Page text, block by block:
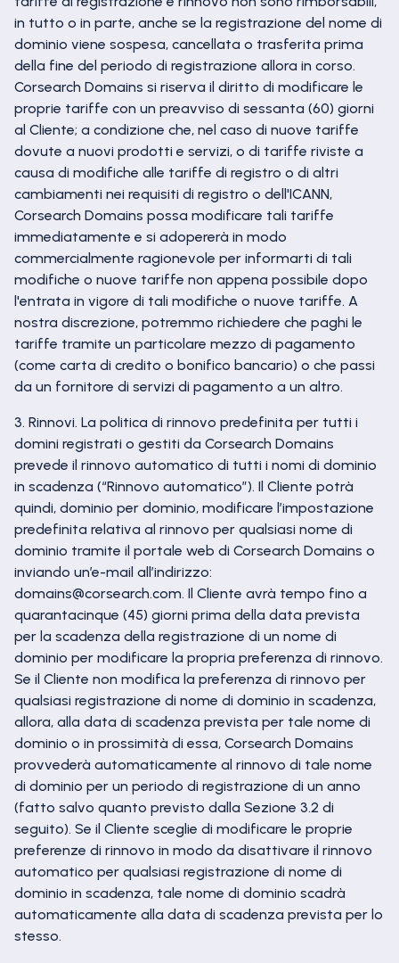
in tutto o in parte, anche se la registrazione del nome di
dominio viene sospesa, cancellata o trasferita prima
della fine del periodo di registrazione allora in corso.
Corsearch Domains si riserva il diritto di modificare le
proprie tariffe con un preavviso di sessanta (60) giorni
al Cliente; a condizione che, nel caso di nuove tariffe
dovute a nuovi prodotti e servizi, o di tariffe riviste a
causa di modifiche alle tariffe di registro o di altri
cambiamenti nei requisiti di registro o dell'ICANN,
Corsearch Domains possa modificare tali tariffe
immediatamente e si adopererà in modo
commercialmente ragionevole per informarti di tali
modifiche o nuove tariffe non appena possibile dopo
l'entrata in vigore di tali modifiche o nuove tariffe. A
nostra discrezione, potremmo richiedere che paghi le
tariffe tramite un particolare mezzo di pagamento
(come carta di credito o bonifico bancario) o che passi
da un fornitore di servizi di pagamento a un altro.
3. Rinnovi. La politica di rinnovo predefinita per tutti i
domini registrati o gestiti da Corsearch Domains
prevede il rinnovo automatico di tutti i nomi di dominio
in scadenza (“Rinnovo automatico”). Il Cliente potrà
quindi, dominio per dominio, modificare l’impostazione
predefinita relativa al rinnovo per qualsiasi nome di
dominio tramite il portale web di Corsearch Domains o
inviando un’e-mail all’indirizzo:
domains@corsearch.com. Il Cliente avrà tempo fino a
quarantacinque (45) giorni prima della data prevista
per la scadenza della registrazione di un nome di
dominio per modificare la propria preferenza di rinnovo.
Se il Cliente non modifica la preferenza di rinnovo per
qualsiasi registrazione di nome di dominio in scadenza,
allora, alla data di scadenza prevista per tale nome di
dominio o in prossimità di essa, Corsearch Domains
provvederà automaticamente al rinnovo di tale nome
di dominio per un periodo di registrazione di un anno
(fatto salvo quanto previsto dalla Sezione 3.2 di
seguito). Se il Cliente sceglie di modificare le proprie
preferenze di rinnovo in modo da disattivare il rinnovo
automatico per qualsiasi registrazione di nome di
dominio in scadenza, tale nome di dominio scadrà
automaticamente alla data di scadenza prevista per lo
stesso.